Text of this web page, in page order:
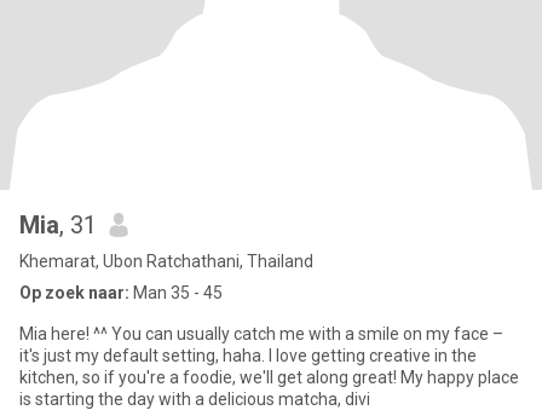
Mia, 31
Khemarat, Ubon Ratchathani, Thailand
Op zoek naar: Man 35 - 45
Mia here! ^^ You can usually catch me with a smile on my face –
it's just my default setting, haha. I love getting creative in the
kitchen, so if you're a foodie, we'll get along great! My happy place
is starting the day with a delicious matcha, divi